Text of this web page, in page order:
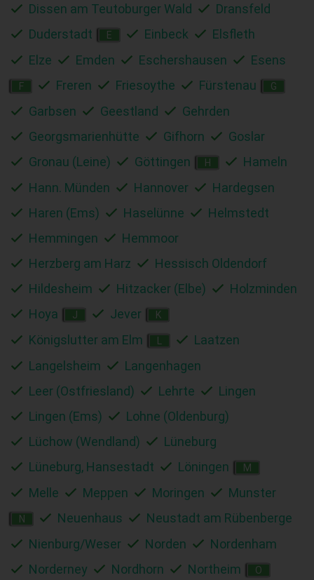
Dissen am Teutoburger Wald
Dransfeld
Duderstadt
E Einbeck
Elsfleth
Elze
Emden Eschershausen Esens
F Freren Friesoythe Fürstenau G
Garbsen Geestland
Gehrden
Georgsmarienhütte
Gifhorn
Goslar
Gronau (Leine)
Göttingen H
Hameln
Hann. Münden
Hannover
Hardegsen
Haren (Ems)
Haselünne
Helmstedt
Hemmingen
Hemmoor
Herzberg am Harz
Hessisch Oldendorf
Hildesheim
Hitzacker (Elbe)
Holzminden
Hoya
J Jever K
Königslutter am Elm
Laatzen
Langelsheim
Langenhagen
Leer (Ostfriesland)
Lehrte
Lingen
Lingen (Ems)
Lohne (Oldenburg)
Lüchow (Wendland)
Lüneburg
Lüneburg, Hansestadt
Löningen M
Melle Meppen Moringen Munster
N Neuenhaus
Neustadt am Rübenberge
Nienburg/Weser
Norden
Nordenham
Norderney
Nordhorn Northeim O